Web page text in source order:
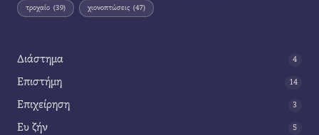
τροχαίο (39) χιονοπτώσεις (47)
Διάστημα 4
Επιστήμη 14
Επιχείρηση 3
Ευ ζήν 5